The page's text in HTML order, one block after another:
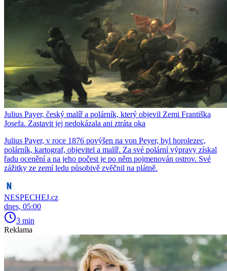
Julius Payer, český malíř a polárník, který objevil Zemi Františka
Josefa. Zastavit jej nedokázala ani ztráta oka
Julius Payer, v roce 1876 povýšen na von Peyer, byl horolezec,
polárník, kartograf, objevitel a malíř. Za své polární výpravy získal
řadu ocenění a na jeho počest je po něm pojmenován ostrov. Své
zážitky ze zemí ledu působivě zvěčnil na plátně.
NESPECHEJ.cz
dnes, 05:00
3 min
Reklama